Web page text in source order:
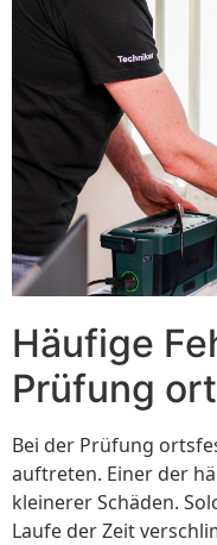
Häufige
Prüfung
Bei der Prüfung
auftreten. Einer der
kleinerer Schäden.
Laufe der Zeit